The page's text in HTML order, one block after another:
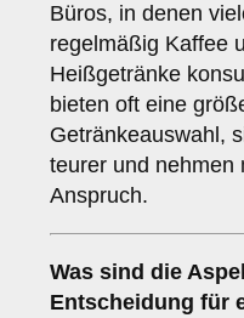
Büros, in denen
regelmäßig Kaffee
Heißgetränke
bieten oft eine
Getränkeauswahl,
teurer und nehmen
Anspruch.
Was sind die
Entscheidung für